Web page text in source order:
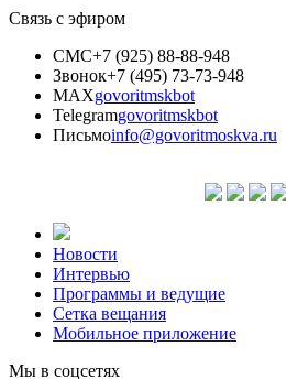
Связь с эфиром
СМС+7 (925) 88-88-948
Звонок+7 (495) 73-73-948
MAXgovoritmskbot
Telegramgovoritmskbot
Письмоinfo@govoritmoskva.ru
Новости
Интервью
Программы и ведущие
Сетка вещания
Мобильное приложение
Мы в соцсетях